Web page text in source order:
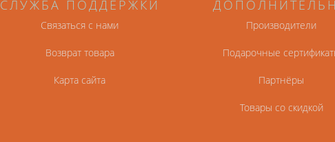
СЛУЖБА ПОДДЕРЖКИ
Связаться с нами
Возврат товара
Карта сайта
Производители
Подарочные
Партнёры
Товары со скидкой